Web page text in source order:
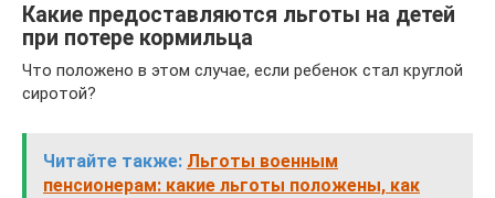
Какие предоставляются льготы на детей
при потере кормильца
Что положено в этом случае, если ребенок стал круглой
сиротой?
Читайте также: Льготы военным
пенсионерам: какие льготы положены, как